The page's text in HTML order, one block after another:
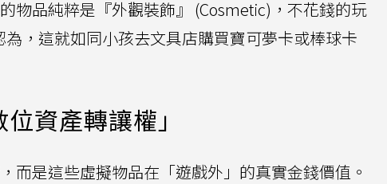
物品純粹是『外觀裝飾』 (Cosmetic)，不花錢的玩
，這就如同小孩去文具店購買寶可夢卡或棒球卡
資產轉讓權」
而是這些虛擬物品在「遊戲外」的真實金錢價值。